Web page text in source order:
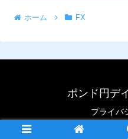
ホーム FX
ポンド円デ
プライバ
© 2020 ポンド